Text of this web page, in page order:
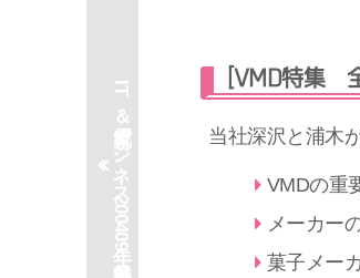
IT＆家電ビジネス2004年09月掲載
[VMD特集
当社深沢と浦木
VMDの重
メーカー
菓子メー